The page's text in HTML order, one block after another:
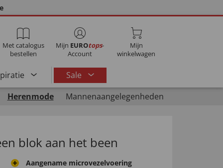
Met catalogus
bestellen
Mijn EUROtops-
Account
Mijn
winkelwagen
Sale
Herenmode Mannenaangelegenheden
blok aan het been
Aangename microvezelvoering